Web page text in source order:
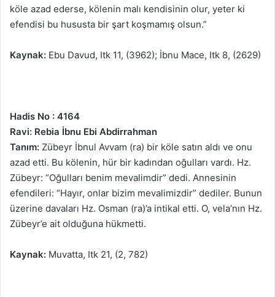
köle azad ederse, kölenin malı kendisinin olur, yeter ki
efendisi bu hususta bir şart koşmamış olsun.”
Kaynak: Ebu Davud, Itk 11, (3962); İbnu Mace, Itk 8, (2629)
Hadis No : 4164
Ravi: Rebia İbnu Ebi Abdirrahman
Tanım: Zübeyr İbnul Avvam (ra) bir köle satın aldı ve onu
azad etti. Bu kölenin, hür bir kadından oğulları vardı. Hz.
Zübeyr: “Oğulları benim mevalimdir” dedi. Annesinin
efendileri: “Hayır, onlar bizim mevalimizdir” dediler. Bunun
üzerine davaları Hz. Osman (ra)’a intikal etti. O, vela’nın Hz.
Zübeyr’e ait olduğuna hükmetti.
Kaynak: Muvatta, Itk 21, (2, 782)